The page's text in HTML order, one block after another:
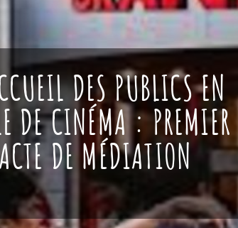
DES PUBLICS EN
DE CINÉMA : PREMIER
DE MÉDIATION